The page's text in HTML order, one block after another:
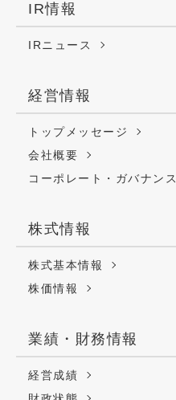
IR情報
IRニュース
経営情報
トップメッセージ
会社概要
コーポレート・ガバナンス
株式情報
株式基本情報
株価情報
業績・財務情報
経営成績